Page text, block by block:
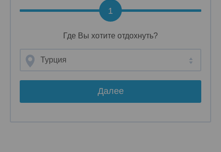
Где Вы хотите отдохнуть?
Турция
Далее
1